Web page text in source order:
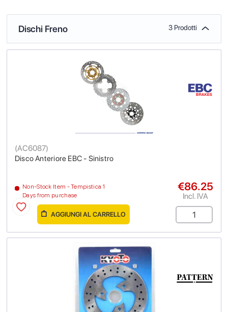
Dischi Freno 3 Prodotti
Disco Anteriore EBC - Sinistro
(AC6087)
Non-Stock Item - Tempistica 1
Days from purchase
€86.25
Incl. IVA
AGGIUNGI AL CARRELLO